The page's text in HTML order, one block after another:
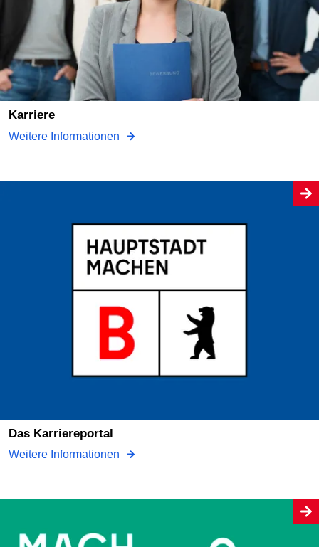
Karriere
Weitere Informationen
Das Karriereportal
Weitere Informationen